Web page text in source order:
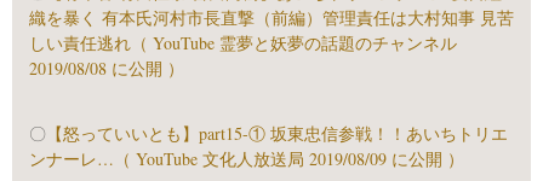
織を暴く 有本氏河村市長直撃（前編）管理責任は大村知事 見苦
しい責任逃れ（ YouTube 霊夢と妖夢の話題のチャンネル
2019/08/08 に公開 ）
〇 【怒っていいとも】part15-① 坂東忠信参戦！！あいちトリエ
ンナーレ…（ YouTube 文化人放送局 2019/08/09 に公開 ）